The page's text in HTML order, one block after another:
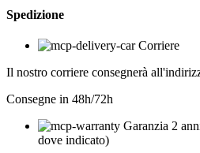
Spedizione
Corriere
Il nostro corriere consegnerà
Consegne in 48h/72h
Garanzia 2
dove indicato)